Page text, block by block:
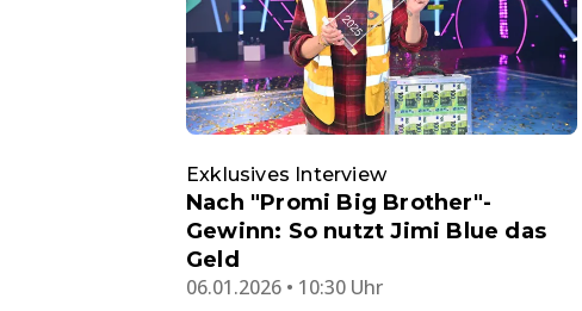
Exklusives Interview
Nach "Promi Big Brother"-
Gewinn: So nutzt Jimi Blue das
Geld
06.01.2026 • 10:30 Uhr